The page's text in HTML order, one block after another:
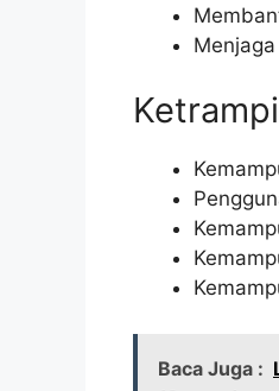
Baca Juga :